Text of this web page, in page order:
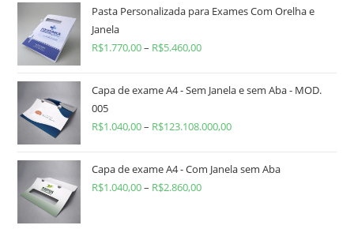
Pasta Personalizada para Exames Com Orelha e
Janela
R$1.770,00– R$5.460,00
Capa de exame A4 - Sem Janela e sem Aba - MOD.
005
R$1.040,00– R$123.108.000,00
Capa de exame A4 - Com Janela sem Aba
R$1.040,00– R$2.860,00